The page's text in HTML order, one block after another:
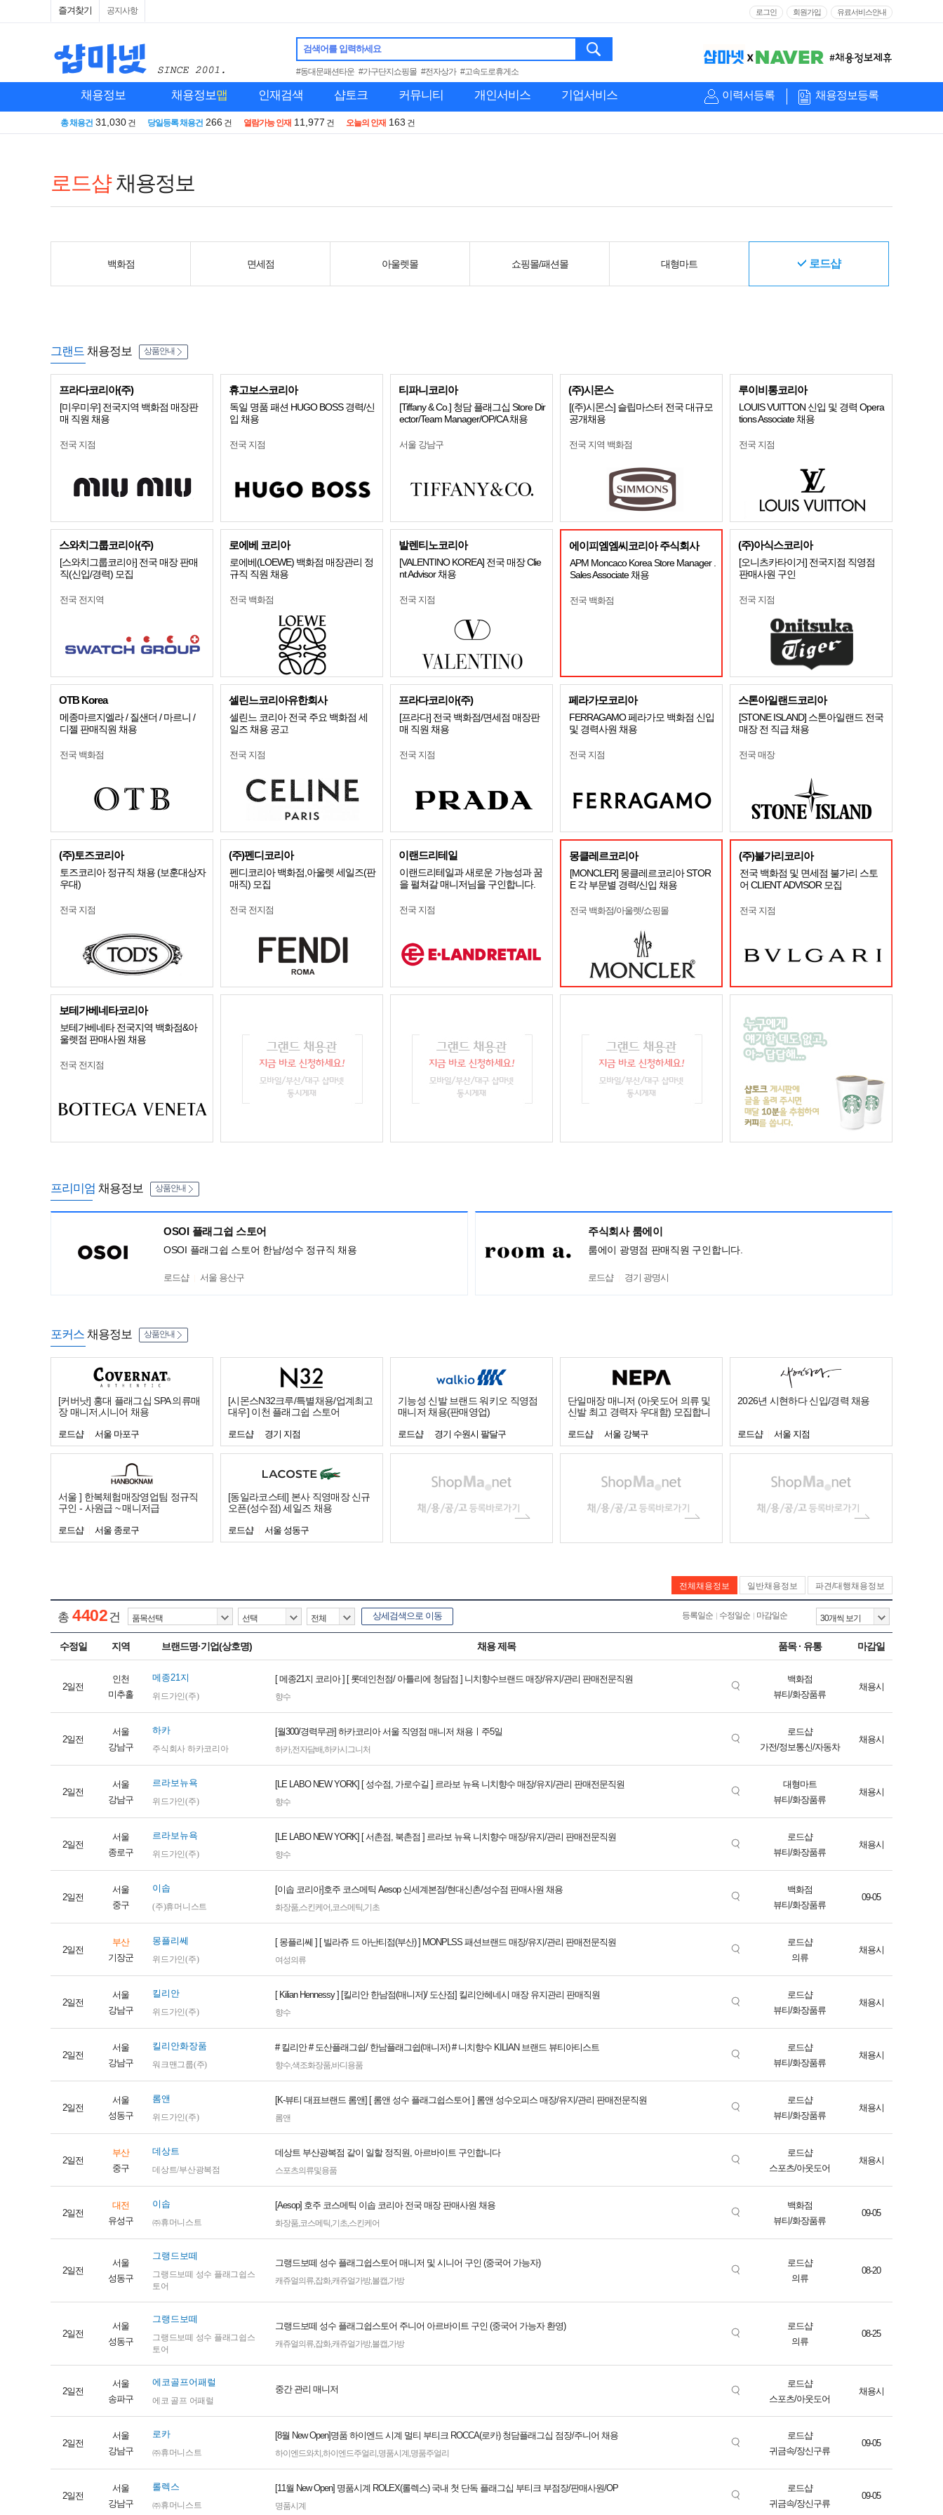
즐겨찾기 공지사항 로그인 회원가입 유료서비스안내
검색어를 입력하세요
#동대문패션타운 #가구단지쇼핑몰 #전자상가 #고속도로휴게소
채용정보 채용정보맵 인재검색 샵토크 커뮤니티 개인서비스 기업서비스 이력서등록 채용정보등록
총 채용건 31,030 건 당일등록 채용건 266 건 열람가능 인재 11,977 건 오늘의 인재 163 건
로드샵 채용정보
백화점 면세점 아울렛몰 쇼핑몰/패션몰 대형마트 로드샵
그랜드 채용정보 상품안내
프라다코리아(주)
[미우미우] 전국지역 백화점 매장판
매 직원 채용
전국 지점
휴고보스코리아
독일 명품 패션 HUGO BOSS 경력/신
입 채용
전국 지점
티파니코리아
[Tiffany & Co.] 청담 플래그십 Store Dir
ector/Team Manager/OP/CA 채용
서울 강남구
(주)시몬스
[(주)시몬스] 슬립마스터 전국 대규모
공개채용
전국 지역 백화점
루이비통코리아
LOUIS VUITTON 신입 및 경력 Opera
tions Associate 채용
전국 지점
스와치그룹코리아(주)
[스와치그룹코리아] 전국 매장 판매
직(신입/경력) 모집
전국 전지역
로에베 코리아
로에베(LOEWE) 백화점 매장관리 정
규직 직원 채용
전국 백화점
발렌티노코리아
[VALENTINO KOREA] 전국 매장 Clie
nt Advisor 채용
전국 지점
에이피엠엠씨코리아 주식회사
APM Moncaco Korea Store Manager .
Sales Associate 채용
전국 백화점
(주)아식스코리아
[오니츠카타이거] 전국지점 직영점
판매사원 구인
전국 지점
OTB Korea
메종마르지엘라 / 질샌더 / 마르니 /
디젤 판매직원 채용
전국 백화점
셀린느코리아유한회사
셀린느 코리아 전국 주요 백화점 세
일즈 채용 공고
전국 지점
프라다코리아(주)
[프라다] 전국 백화점/면세점 매장판
매 직원 채용
전국 지점
페라가모코리아
FERRAGAMO 페라가모 백화점 신입
및 경력사원 채용
전국 지점
스톤아일랜드코리아
[STONE ISLAND] 스톤아일랜드 전국
매장 전 직급 채용
전국 매장
(주)토즈코리아
토즈코리아 정규직 채용 (보훈대상자
우대)
전국 지점
(주)펜디코리아
펜디코리아 백화점,아울렛 세일즈(판
매직) 모집
전국 전지점
이랜드리테일
이랜드리테일과 새로운 가능성과 꿈
을 펼쳐갈 매니저님을 구인합니다.
전국 지점
몽클레르코리아
[MONCLER] 몽클레르코리아 STOR
E 각 부문별 경력/신입 채용
전국 백화점/아울렛/쇼핑몰
(주)불가리코리아
전국 백화점 및 면세점 불가리 스토
어 CLIENT ADVISOR 모집
전국 지점
보테가베네타코리아
보테가베네타 전국지역 백화점&아
울렛점 판매사원 채용
전국 전지점
프리미엄 채용정보 상품안내
OSOI 플래그쉽 스토어
OSOI 플래그쉽 스토어 한남/성수 정규직 채용
로드샵 서울 용산구
주식회사 룸에이
룸에이 광명점 판매직원 구인합니다.
로드샵 경기 광명시
포커스 채용정보 상품안내
[커버낫] 홍대 플래그십 SPA 의류매
장 매니저,시니어 채용
로드샵 서울 마포구
[시몬스N32크루/특별채용/업계최고
대우] 이천 플래그쉽 스토어
로드샵 경기 지점
기능성 신발 브랜드 워키오 직영점
매니저 채용(판매영업)
로드샵 경기 수원시 팔달구
단일매장 매니저 (아웃도어 의류 및
신발 최고 경력자 우대함) 모집합니
다.
로드샵 서울 강북구
2026년 시현하다 신입/경력 채용
로드샵 서울 지점
서울 ] 한복체험매장영업팀 정규직
구인 - 사원급 ~ 매니저급
로드샵 서울 종로구
[동일라코스테] 본사 직영매장 신규
오픈(성수점) 세일즈 채용
로드샵 서울 성동구
전체채용정보 일반채용정보 파견/대행채용정보
총 4402건 상세검색으로 이동 등록일순 수정일순 마감일순
수정일 지역 브랜드명·기업(상호명) 채용 제목 품목 · 유통 마감일
2일전
인천
미추홀
메종21지
위드가인(주)
[ 메종21지 코리아 ] [ 롯데인천점/ 아틀리에 청담점 ] 니치향수브랜드 매장/유지/관리 판매전문직원
향수
백화점
뷰티/화장품류
채용시
2일전
서울
강남구
하카
주식회사 하카코리아
[월300/경력무관] 하카코리아 서울 직영점 매니저 채용ㅣ주5일
하카,전자담배 ,하카시그니처
로드샵
가전/정보통신/자동차
채용시
2일전
서울
강남구
르라보뉴욕
위드가인(주)
[LE LABO NEW YORK] [ 성수점, 가로수길 ] 르라보 뉴욕 니치향수 매장/유지/관리 판매전문직원
향수
대형마트
뷰티/화장품류
채용시
2일전
서울
종로구
르라보뉴욕
위드가인(주)
[LE LABO NEW YORK] [ 서촌점, 북촌점 ] 르라보 뉴욕 니치향수 매장/유지/관리 판매전문직원
향수
로드샵
뷰티/화장품류
채용시
2일전
서울
중구
이솝
(주)휴머니스트
[이솝 코리아]호주 코스메틱 Aesop 신세계본점/현대신촌/성수점 판매사원 채용
화장품,스킨케어,코스메틱,기초
백화점
뷰티/화장품류
09-05
2일전
부산
기장군
몽플리쎄
위드가인(주)
[ 몽플리쎄 ] [ 빌라쥬 드 아난티점(부산) ] MONPLSS 패션브랜드 매장/유지/관리 판매전문직원
여성의류
로드샵
의류
채용시
2일전
서울
강남구
킬리안
위드가인(주)
[ Kilian Hennessy ] [킬리안 한남점(매니저)/ 도산점] 킬리안헤네시 매장 유지관리 판매직원
향수
로드샵
뷰티/화장품류
채용시
2일전
서울
강남구
킬리안화장품
워크맨그룹(주)
# 킬리안 # 도산플래그쉽/ 한남플래그쉽(매니저) # 니치향수 KILIAN 브랜드 뷰티아티스트
향수,색조화장품,바디용품
로드샵
뷰티/화장품류
채용시
2일전
서울
성동구
롬앤
위드가인(주)
[K-뷰티 대표브랜드 롬앤] [ 롬앤 성수 플래그쉽스토어 ] 롬앤 성수오피스 매장/유지/관리 판매전문직원
롬앤
로드샵
뷰티/화장품류
채용시
2일전
부산
중구
데상트
데상트/부산광복점
데상트 부산광복점 같이 일할 정직원, 아르바이트 구인합니다
스포츠의류및용품
로드샵
스포츠/아웃도어
채용시
2일전
대전
유성구
이솝
㈜휴머니스트
[Aesop] 호주 코스메틱 이솝 코리아 전국 매장 판매사원 채용
화장품,코스메틱,기초,스킨케어
백화점
뷰티/화장품류
09-05
2일전
서울
성동구
그랭드보떼
그랭드보떼 성수 플래그쉽스
토어
그랭드보떼 성수 플래그쉽스토어 매니저 및 시니어 구인 (중국어 가능자)
캐쥬얼의류,잡화,캐쥬얼가방,볼캡,가방
로드샵
의류
08-20
2일전
서울
성동구
그랭드보떼
그랭드보떼 성수 플래그쉽스
토어
그랭드보떼 성수 플래그쉽스토어 주니어 아르바이트 구인 (중국어 가능자 환영)
캐쥬얼의류,잡화,캐쥬얼가방,볼캡,가방
로드샵
의류
08-25
2일전
서울
송파구
에코골프어패럴
에코 골프 어패럴
중간 관리 매니저
로드샵
스포츠/아웃도어
채용시
2일전
서울
강남구
로카
㈜휴머니스트
[8월 New Open]명품 하이엔드 시계 멀티 부티크 ROCCA(로카) 청담플래그십 점장/주니어 채용
하이엔드와치 ,하이엔드주얼리 ,명품시계 ,명품주얼리
로드샵
귀금속/장신구류
09-05
2일전
서울
강남구
롤렉스
㈜휴머니스트
[11월 New Open] 명품시계 ROLEX(롤렉스) 국내 첫 단독 플래그십 부티크 부점장/판매사원/OP
명품시계
로드샵
귀금속/장신구류
09-05